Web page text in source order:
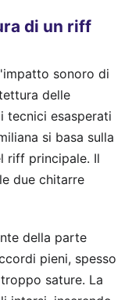
di un riff
sonoro di
delle
tecnici esasperati
si basa sulla
riff principale. Il
due chitarre
della parte
pieni, spesso
sature. La